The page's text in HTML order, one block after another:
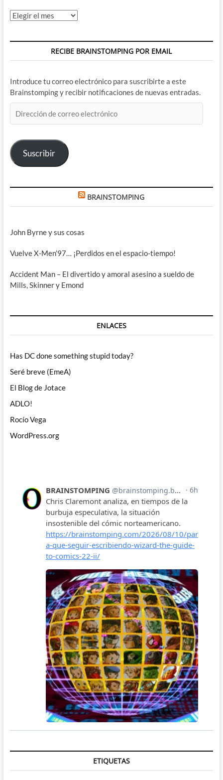
Archivos
RECIBE BRAINSTOMPING POR EMAIL
Introduce tu correo electrónico para suscribirte a este
Brainstomping y recibir notificaciones de nuevas entradas.
de
electrónico
Suscribir
BRAINSTOMPING
John Byrne y sus cosas
Vuelve X-Men’97… ¡Perdidos en el espacio-tiempo!
Accident Man – El divertido y amoral asesino a sueldo de
Mills, Skinner y Emond
ENLACES
Has DC done something stupid today?
Seré breve (EmeA)
El Blog de Jotace
ADLO!
Rocío Vega
WordPress.org
ETIQUETAS